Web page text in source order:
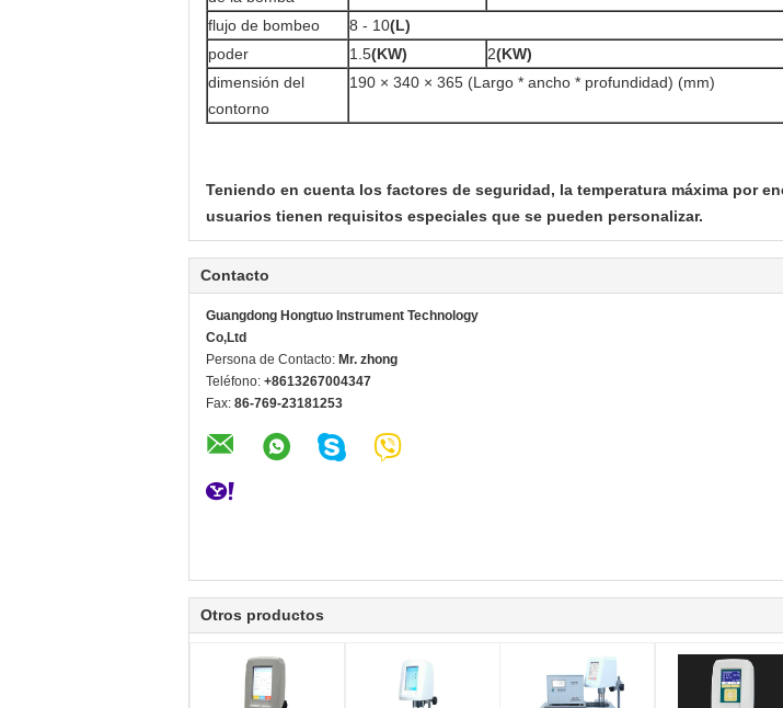
flujo de bombeo 8 - 10(L)
poder
1.5(KW) 2(KW)
dimensión del
contorno
190 × 340 × 365 (Largo * ancho * profundidad) (mm)
Teniendo en cuenta los factores de seguridad, la temperatura máxima por
usuarios tienen requisitos especiales que se pueden personalizar.
Contacto
Guangdong Hongtuo Instrument Technology
Co,Ltd
Persona de Contacto: Mr. zhong
Teléfono: +8613267004347
Fax: 86-769-23181253
Otros productos